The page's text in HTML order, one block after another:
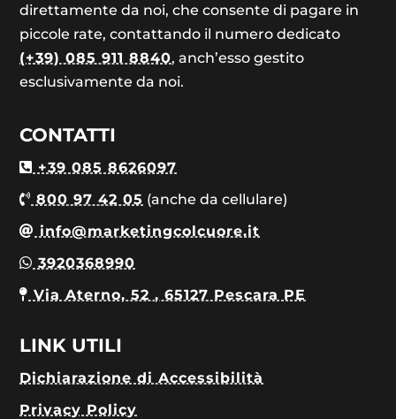
direttamente da noi, che consente di pagare in
piccole rate, contattando il numero dedicato
(+39) 085 911 8840, anch’esso gestito
esclusivamente da noi.
CONTATTI
+39 085 8626097
800 97 42 05 (anche da cellulare)
info@marketingcolcuore.it
3920368990
Via Aterno, 52 , 65127 Pescara PE
LINK UTILI
Dichiarazione di Accessibilità
Privacy Policy